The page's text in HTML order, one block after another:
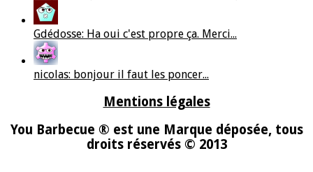
Gdédosse: Ha oui c'est propre ça. Merci...
nicolas: bonjour il faut les poncer...
Mentions légales
You Barbecue ® est une Marque déposée, tous
droits réservés © 2013